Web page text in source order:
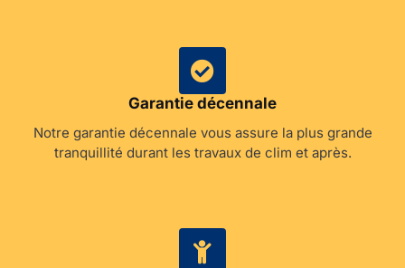
Garantie décennale
Notre garantie décennale vous assure la plus grande
tranquillité durant les travaux de clim et après.